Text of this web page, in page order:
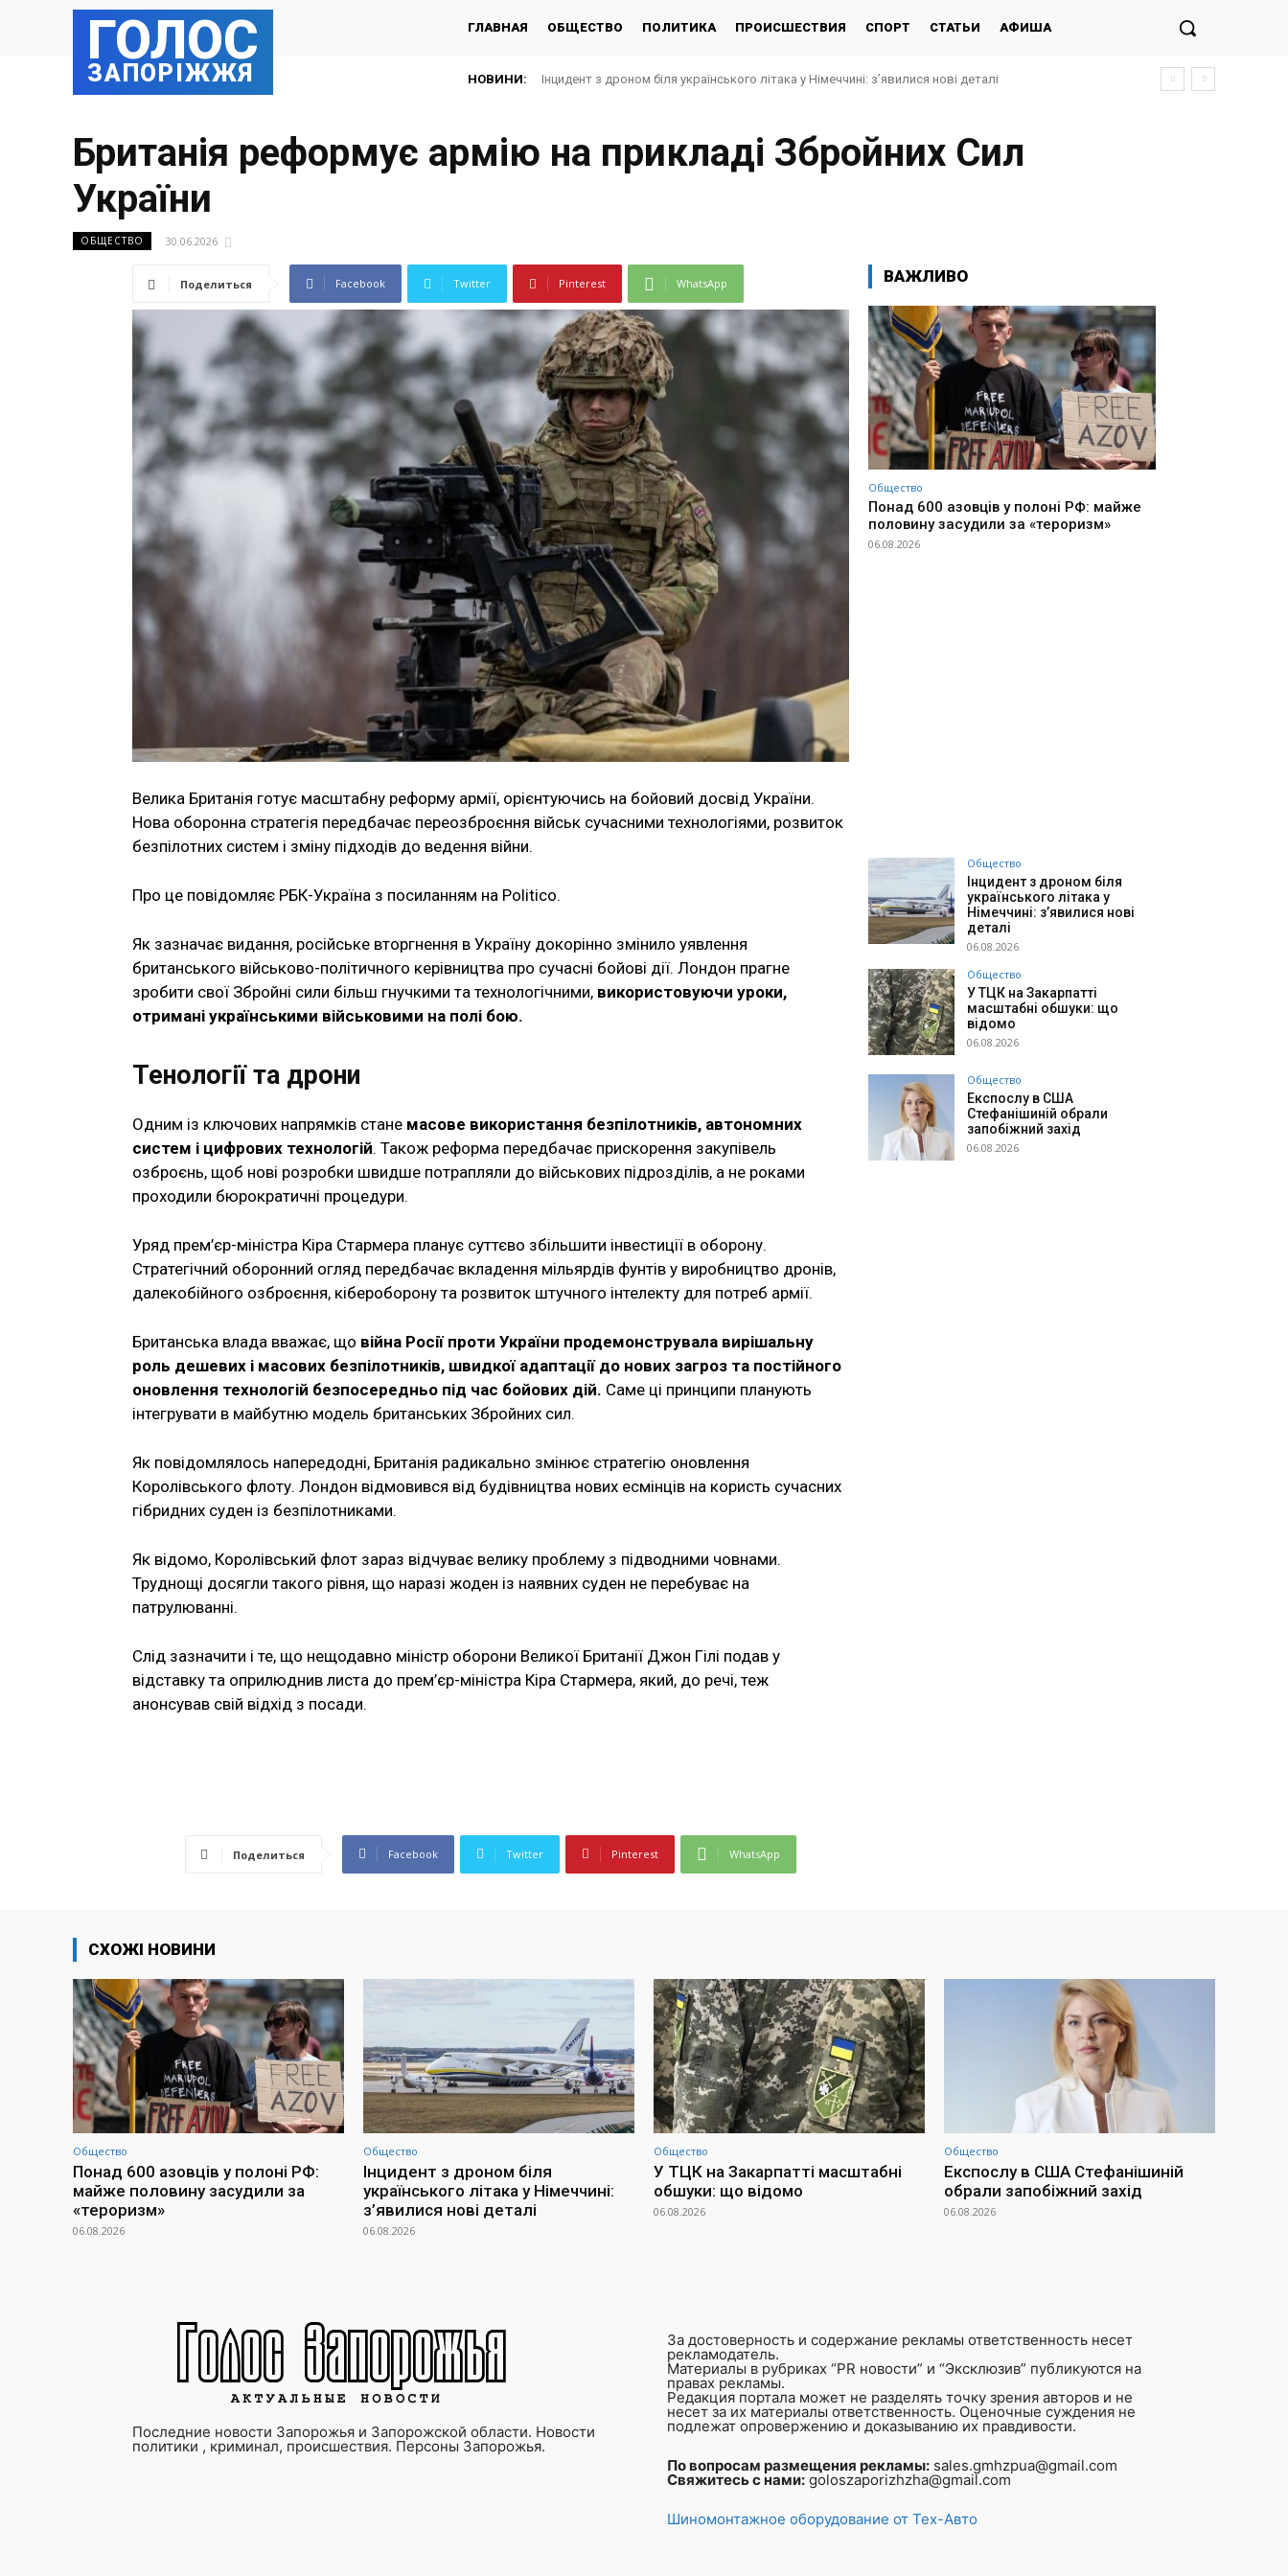
ГОЛОС
ЗАПОРІЖЖЯ
ГЛАВНАЯ ОБЩЕСТВО ПОЛИТИКА ПРОИСШЕСТВИЯ СПОРТ СТАТЬИ АФИША
НОВИНИ: Інцидент з дроном біля українського літака у Німеччині: з’явилися нові деталі
Британія реформує армію на прикладі Збройних Сил
України
ОБЩЕСТВО 30.06.2026
Поделиться Facebook Twitter Pinterest WhatsApp
Велика Британія готує масштабну реформу армії, орієнтуючись на бойовий досвід України.
Нова оборонна стратегія передбачає переозброєння військ сучасними технологіями, розвиток
безпілотних систем і зміну підходів до ведення війни.
Про це повідомляє РБК-Україна з посиланням на Politico.
Як зазначає видання, російське вторгнення в Україну докорінно змінило уявлення
британського військово-політичного керівництва про сучасні бойові дії. Лондон прагне
зробити свої Збройні сили більш гнучкими та технологічними, використовуючи уроки,
отримані українськими військовими на полі бою.
Тенології та дрони
Одним із ключових напрямків стане масове використання безпілотників, автономних
систем і цифрових технологій. Також реформа передбачає прискорення закупівель
озброєнь, щоб нові розробки швидше потрапляли до військових підрозділів, а не роками
проходили бюрократичні процедури.
Уряд прем’єр-міністра Кіра Стармера планує суттєво збільшити інвестиції в оборону.
Стратегічний оборонний огляд передбачає вкладення мільярдів фунтів у виробництво дронів,
далекобійного озброєння, кібероборону та розвиток штучного інтелекту для потреб армії.
Британська влада вважає, що війна Росії проти України продемонструвала вирішальну
роль дешевих і масових безпілотників, швидкої адаптації до нових загроз та постійного
оновлення технологій безпосередньо під час бойових дій. Саме ці принципи планують
інтегрувати в майбутню модель британських Збройних сил.
Як повідомлялось напередодні, Британія радикально змінює стратегію оновлення
Королівського флоту. Лондон відмовився від будівництва нових есмінців на користь сучасних
гібридних суден із безпілотниками.
Як відомо, Королівський флот зараз відчуває велику проблему з підводними човнами.
Труднощі досягли такого рівня, що наразі жоден із наявних суден не перебуває на
патрулюванні.
Слід зазначити і те, що нещодавно міністр оборони Великої Британії Джон Гілі подав у
відставку та оприлюднив листа до прем’єр-міністра Кіра Стармера, який, до речі, теж
анонсував свій відхід з посади.
Поделиться Facebook Twitter Pinterest WhatsApp
ВАЖЛИВО
Общество
Понад 600 азовців у полоні РФ: майже
половину засудили за «тероризм»
06.08.2026
Общество
Інцидент з дроном біля
українського літака у
Німеччині: з’явилися нові
деталі
06.08.2026
Общество
У ТЦК на Закарпатті
масштабні обшуки: що
відомо
06.08.2026
Общество
Експослу в США
Стефанішиній обрали
запобіжний захід
06.08.2026
СХОЖІ НОВИНИ
Общество
Понад 600 азовців у полоні РФ:
майже половину засудили за
«тероризм»
06.08.2026
Общество
Інцидент з дроном біля
українського літака у Німеччині:
з’явилися нові деталі
06.08.2026
Общество
У ТЦК на Закарпатті масштабні
обшуки: що відомо
06.08.2026
Общество
Експослу в США Стефанішиній
обрали запобіжний захід
06.08.2026
Последние новости Запорожья и Запорожской области. Новости
политики , криминал, происшествия. Персоны Запорожья.
За достоверность и содержание рекламы ответственность несет
рекламодатель.
Материалы в рубриках “PR новости” и “Эксклюзив” публикуются на
правах рекламы.
Редакция портала может не разделять точку зрения авторов и не
несет за их материалы ответственность. Оценочные суждения не
подлежат опровержению и доказыванию их правдивости.
По вопросам размещения рекламы: sales.gmhzpua@gmail.com
Свяжитесь с нами: goloszaporizhzha@gmail.com
Шиномонтажное оборудование от Тех-Авто